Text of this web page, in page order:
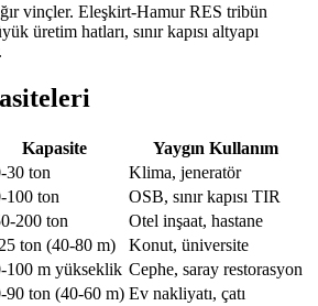
vinçler. Eleşkirt-Hamur RES tribün
üretim hatları, sınır kapısı altyapı
Kapasite
Yaygın Kullanım
30 ton
Klima, jeneratör
100 ton
OSB, sınır kapısı TIR
200 ton
Otel inşaat, hastane
ton (40-80 m)
Konut, üniversite
100 m yükseklik Cephe, saray restorasyon
90 ton (40-60 m) Ev nakliyatı, çatı